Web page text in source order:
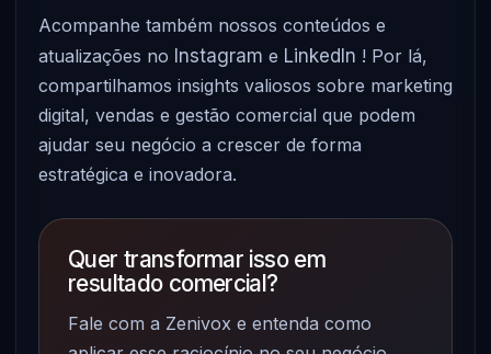
Acompanhe também nossos conteúdos e
atualizações no Instagram e LinkedIn ! Por lá,
compartilhamos insights valiosos sobre marketing
digital, vendas e gestão comercial que podem
ajudar seu negócio a crescer de forma
estratégica e inovadora.
Quer transformar isso em
resultado comercial?
Fale com a Zenivox e entenda como